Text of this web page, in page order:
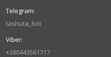
tashuta_bot
+380443561717